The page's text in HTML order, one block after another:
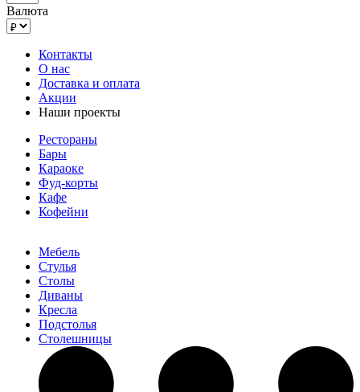
Валюта
Контакты
О нас
Доставка и оплата
Акции
Наши проекты
Рестораны
Бары
Караоке
Фуд-корты
Кафе
Кофейни
Мебель
Стулья
Столы
Диваны
Кресла
Подстолья
Столешницы